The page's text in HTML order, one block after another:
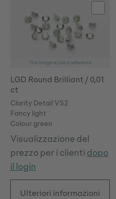
LGD Round Brilliant / 0,01
ct
Clarity Detail VS2
Fancy light
Colour green
Visualizzazione del
prezzo per i clienti dopo
il login
Ulteriori informazioni